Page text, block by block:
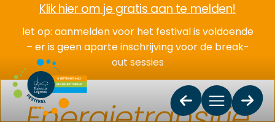
Klik hier om je gratis aan te melden!
let op: aanmelden voor het festival is voldoende
– er is geen aparte inschrijving voor de break-
out sessies